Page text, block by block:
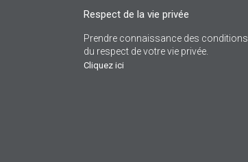
Respect de la vie privée
Prendre connaissance des conditions
du respect de votre vie privée.
Cliquez ici